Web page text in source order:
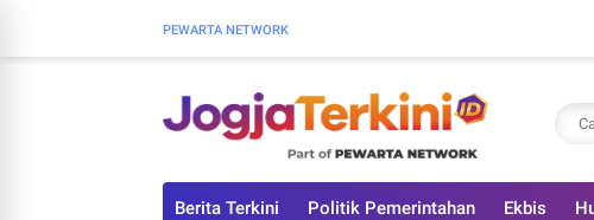
PEWARTA NETWORK
Berita Terkini Politik Pemerintahan Ekbis